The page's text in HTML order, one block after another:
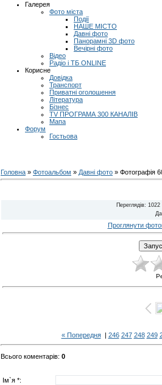
Галерея
Фото міста
Події
НАШЕ МІСТО
Давні фото
Панорамні 3D фото
Вечірні фото
Відео
Радіо і ТБ ONLINE
Корисне
Довідка
Транспорт
Приватні оголошення
Література
Бізнес
TV ПРОГРАМА 300 КАНАЛІВ
Мапа
Форум
Гостьова
Головна » Фотоальбом » Давні фото » Фотографія
Переглядів: 1022 |
Проглянути
« Попередня| 246 247 248 249
Всього коментарів: 0
Ім`я *: